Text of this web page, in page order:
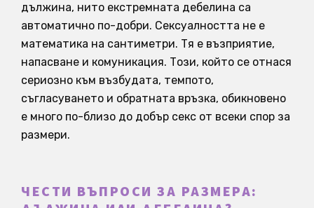
дължина, нито екстремната дебелина са
автоматично по-добри. Сексуалността не е
математика на сантиметри. Тя е възприятие,
напасване и комуникация. Този, който се отнася
сериозно към възбудата, темпото,
съгласуването и обратната връзка, обикновено
е много по-близо до добър секс от всеки спор за
размери.
ЧЕСТИ ВЪПРОСИ ЗА РАЗМЕРА: